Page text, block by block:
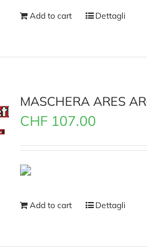
Add to cart Dettagli
MASCHERA ARES
CHF 107.00
Add to cart Dettagli